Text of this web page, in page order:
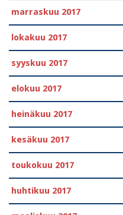
marraskuu 2017
lokakuu 2017
syyskuu 2017
elokuu 2017
heinäkuu 2017
kesäkuu 2017
toukokuu 2017
huhtikuu 2017